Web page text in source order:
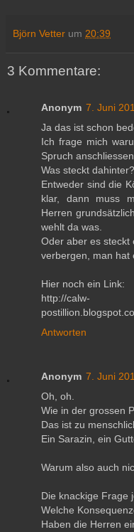
Björn Vetter um 20:39
3 Kommentare:
Anonym 7. Juni
Ja das ist schon
Ich frage mich
Spruch
Was steckt dahinter?
Entweder sind die
klar, dann muss
Herren
wehlt da was.
Oder aber es steckt
verbergen, man hat
Hier noch ein Link:
http://calw-
Antworten
Anonym 7. Juni
Oh, oh.
Wie in der grossen
Das ist zu
Ein Sarazin, ein
Warum also auch
Die knackige Frage
Welche
Haben die Herren